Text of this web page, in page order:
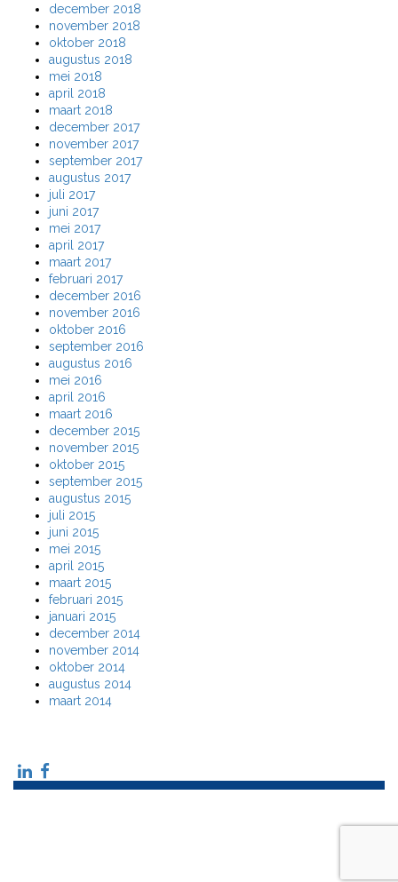
december 2018
november 2018
oktober 2018
augustus 2018
mei 2018
april 2018
maart 2018
december 2017
november 2017
september 2017
augustus 2017
juli 2017
juni 2017
mei 2017
april 2017
maart 2017
februari 2017
december 2016
november 2016
oktober 2016
september 2016
augustus 2016
mei 2016
april 2016
maart 2016
december 2015
november 2015
oktober 2015
september 2015
augustus 2015
juli 2015
juni 2015
mei 2015
april 2015
maart 2015
februari 2015
januari 2015
december 2014
november 2014
oktober 2014
augustus 2014
maart 2014